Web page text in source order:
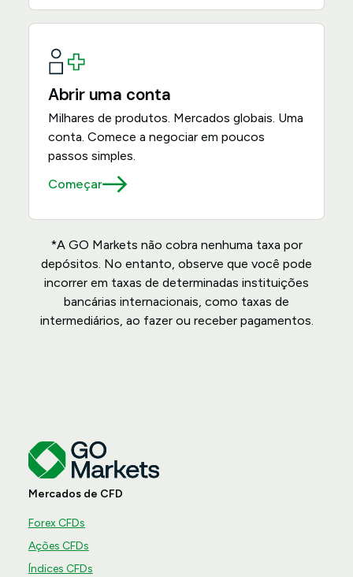
Abrir uma conta
Milhares de produtos. Mercados globais. Uma
conta. Comece a negociar em poucos
passos simples.
Começar
*A GO Markets não cobra nenhuma taxa por
depósitos. No entanto, observe que você pode
incorrer em taxas de determinadas instituições
bancárias internacionais, como taxas de
intermediários, ao fazer ou receber pagamentos.
Mercados de CFD
Forex CFDs
Ações CFDs
Índices CFDs